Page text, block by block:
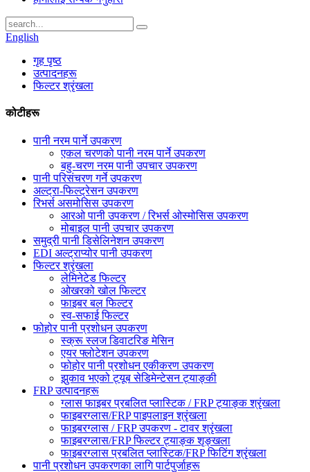
English
गृह पृष्ठ
उत्पादनहरू
फिल्टर श्रृंखला
कोटीहरू
पानी नरम पार्ने उपकरण
एकल चरणको पानी नरम पार्ने उपकरण
बहु-चरण नरम पानी उपचार उपकरण
पानी परिसंचरण गर्ने उपकरण
अल्ट्रा-फिल्ट्रेसन उपकरण
रिभर्स असमोसिस उपकरण
आरओ पानी उपकरण / रिभर्स ओस्मोसिस उपकरण
मोबाइल पानी उपचार उपकरण
समुद्री पानी डिसेलिनेशन उपकरण
EDI अल्ट्राप्योर पानी उपकरण
फिल्टर श्रृंखला
लेमिनेटेड फिल्टर
ओखरको खोल फिल्टर
फाइबर बल फिल्टर
स्व-सफाई फिल्टर
फोहोर पानी प्रशोधन उपकरण
स्क्रू स्लज डिवाटरिङ मेसिन
एयर फ्लोटेशन उपकरण
फोहोर पानी प्रशोधन एकीकरण उपकरण
झुकाव भएको ट्यूब सेडिमेन्टेसन ट्याङ्की
FRP उत्पादनहरू
ग्लास फाइबर प्रबलित प्लास्टिक / FRP ट्याङ्क श्रृंखला
फाइबरग्लास/FRP पाइपलाइन श्रृंखला
फाइबरग्लास / FRP उपकरण - टावर श्रृंखला
फाइबरग्लास/FRP फिल्टर ट्याङ्क शृङ्खला
फाइबरग्लास प्रबलित प्लास्टिक/FRP फिटिंग श्रृंखला
पानी प्रशोधन उपकरणका लागि पार्टपुर्जाहरू